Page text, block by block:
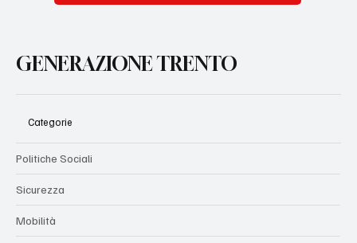
GENERAZIONE TRENTO
Categorie
Politiche Sociali
Sicurezza
Mobilità